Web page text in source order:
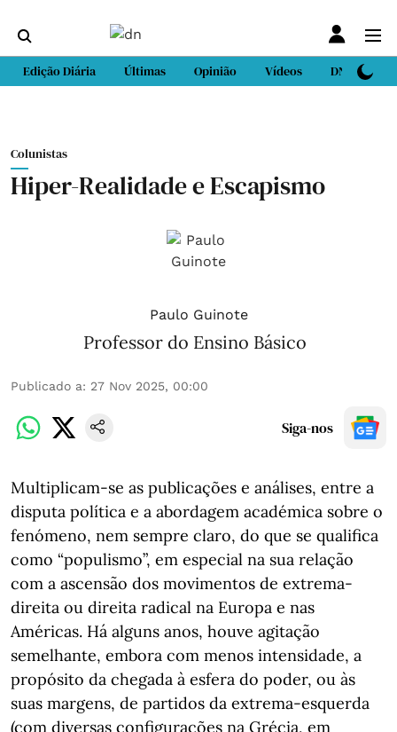
Edição Diária Últimas Opinião Vídeos DN Sport
Colunistas
Hiper-Realidade e Escapismo
Paulo Guinote
Professor do Ensino Básico
Publicado a: 27 Nov 2025, 00:00
Siga-nos
Multiplicam-se as publicações e análises, entre a
disputa política e a abordagem académica sobre o
fenómeno, nem sempre claro, do que se qualifica
como “populismo”, em especial na sua relação
com a ascensão dos movimentos de extrema-
direita ou direita radical na Europa e nas
Américas. Há alguns anos, houve agitação
semelhante, embora com menos intensidade, a
propósito da chegada à esfera do poder, ou às
suas margens, de partidos da extrema-esquerda
(com diversas configurações na Grécia, em